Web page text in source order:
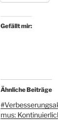
Gefällt mir:
Ähnliche Beiträge
mus: